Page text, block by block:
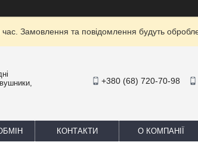
Замовлення та повідомлення будуть
+380 (68) 720-70-98
КОНТАКТИ О КОМПАНІЇ